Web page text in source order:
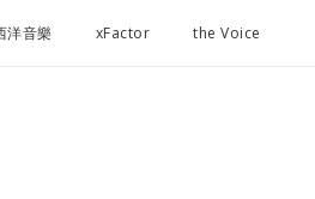
洋音樂 xFactor the Voice